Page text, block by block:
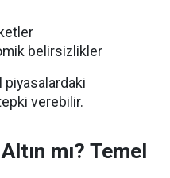
belirsizlikler
piyasalardaki
verebilir.
mı? Temel